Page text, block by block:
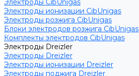
Электроды CibUnigas
Электроды ионизации CibUnigas
Электроды розжига CibUnigas
Блоки электродов розжига CibUnigas
Комплекты электродов CibUnigas
Электроды Dreizler
Электроды Dreizler
Электроды ионизации Dreizler
Электроды поджига Dreizler